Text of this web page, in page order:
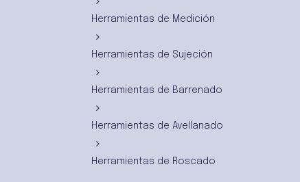
Herramientas de Medición
Herramientas de Sujeción
Herramientas de Barrenado
Herramientas de Avellanado
Herramientas de Roscado